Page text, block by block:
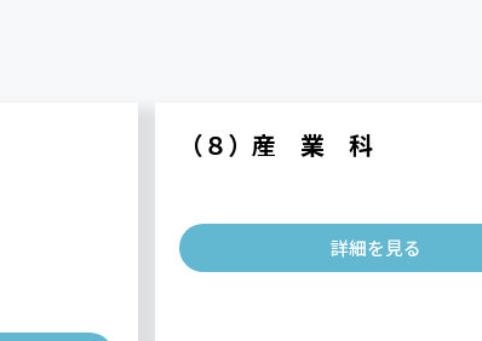
（８）産 業 科
詳細を見る